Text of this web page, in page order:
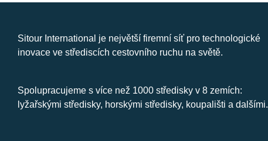
Sitour International je největší firemní síť pro technologické
inovace ve střediscích cestovního ruchu na světě.
Spolupracujeme s více než 1000 středisky v 8 zemích:
lyžařskými středisky, horskými středisky, koupališti a dalšími.